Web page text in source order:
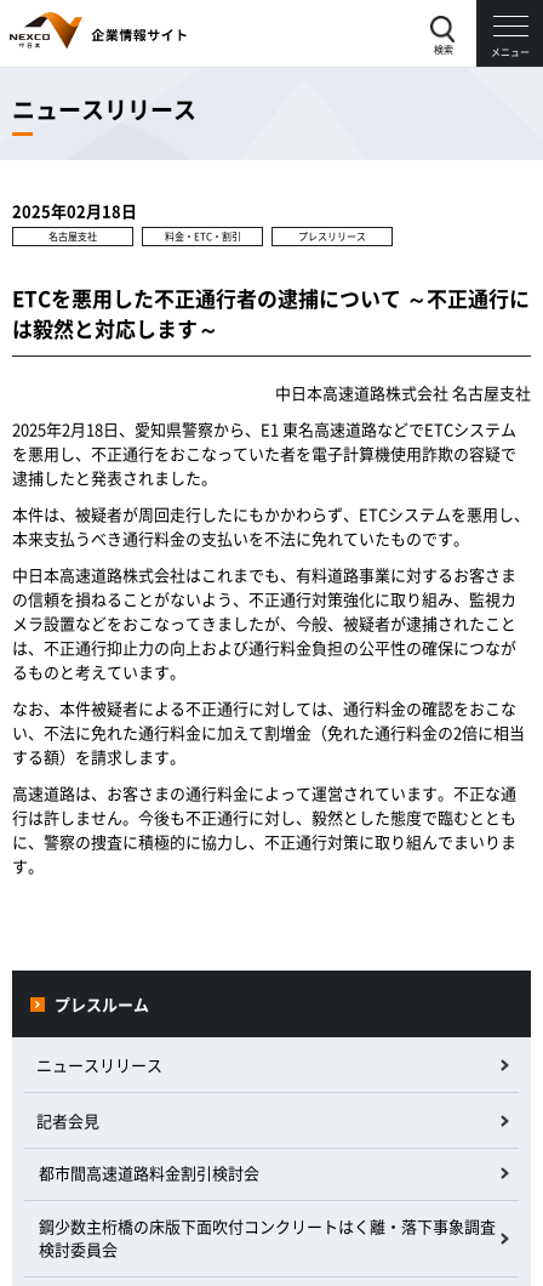
検索 メニュー
ニュースリリース
2025年02月18日
名古屋支社 料金・ETC・割引 プレスリリース
ETCを悪用した不正通行者の逮捕について ～不正通行に
は毅然と対応します～
中日本高速道路株式会社 名古屋支社
2025年2月18日、愛知県警察から、E1 東名高速道路などでETCシステム
を悪用し、不正通行をおこなっていた者を電子計算機使用詐欺の容疑で
逮捕したと発表されました。
本件は、被疑者が周回走行したにもかかわらず、ETCシステムを悪用し、
本来支払うべき通行料金の支払いを不法に免れていたものです。
中日本高速道路株式会社はこれまでも、有料道路事業に対するお客さま
の信頼を損ねることがないよう、不正通行対策強化に取り組み、監視カ
メラ設置などをおこなってきましたが、今般、被疑者が逮捕されたこと
は、不正通行抑止力の向上および通行料金負担の公平性の確保につなが
るものと考えています。
なお、本件被疑者による不正通行に対しては、通行料金の確認をおこな
い、不法に免れた通行料金に加えて割増金（免れた通行料金の2倍に相当
する額）を請求します。
高速道路は、お客さまの通行料金によって運営されています。不正な通
行は許しません。今後も不正通行に対し、毅然とした態度で臨むととも
に、警察の捜査に積極的に協力し、不正通行対策に取り組んでまいりま
す。
プレスルーム
ニュースリリース
記者会見
都市間高速道路料金割引検討会
鋼少数主桁橋の床版下面吹付コンクリートはく離・落下事象調査
検討委員会